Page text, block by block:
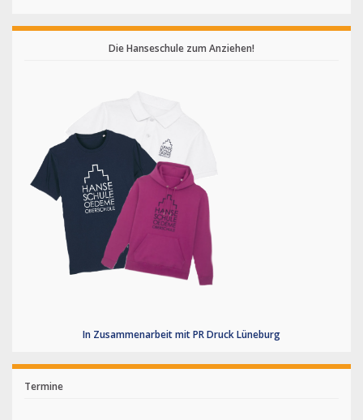
Die Hanseschule zum Anziehen!
In Zusammenarbeit mit PR Druck Lüneburg
Termine